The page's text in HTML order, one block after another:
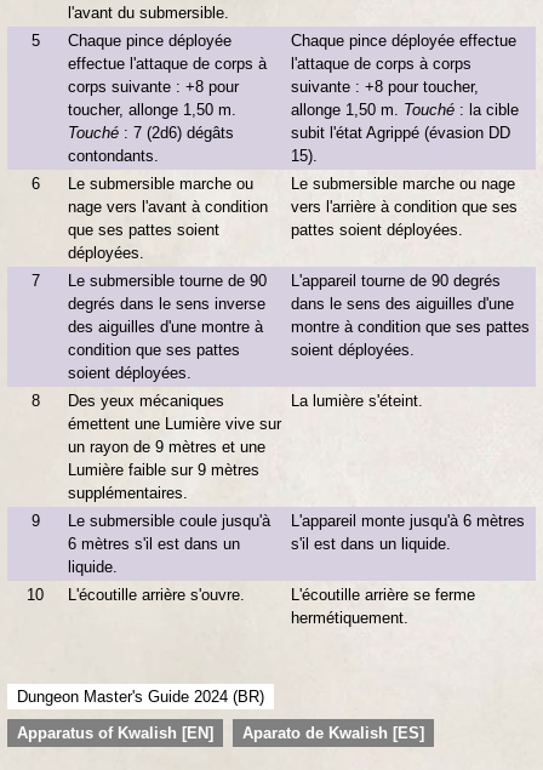
l'avant du submersible.
5
Chaque pince déployée
effectue l'attaque de corps à
corps suivante : +8 pour
toucher, allonge 1,50 m.
Touché : 7 (2d6) dégâts
contondants.
Chaque pince déployée effectue
l'attaque de corps à corps
suivante : +8 pour toucher,
allonge 1,50 m. Touché : la cible
subit l'état Agrippé (évasion DD
15).
6
Le submersible marche ou
nage vers l'avant à condition
que ses pattes soient
déployées.
Le submersible marche ou nage
vers l'arrière à condition que ses
pattes soient déployées.
7
Le submersible tourne de 90
degrés dans le sens inverse
des aiguilles d'une montre à
condition que ses pattes
soient déployées.
L'appareil tourne de 90 degrés
dans le sens des aiguilles d'une
montre à condition que ses pattes
soient déployées.
8
Des yeux mécaniques
émettent une Lumière vive sur
un rayon de 9 mètres et une
Lumière faible sur 9 mètres
supplémentaires.
La lumière s'éteint.
9
Le submersible coule jusqu'à
6 mètres s'il est dans un
liquide.
L'appareil monte jusqu'à 6 mètres
s'il est dans un liquide.
10 L'écoutille arrière s'ouvre.
L'écoutille arrière se ferme
hermétiquement.
Dungeon Master's Guide 2024 (BR)
Apparatus of Kwalish [EN]
Aparato de Kwalish [ES]